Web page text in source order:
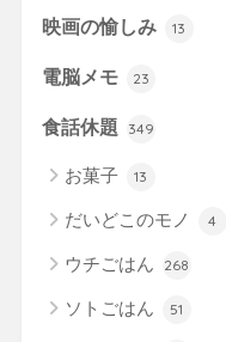
映画の愉しみ 13
電脳メモ 23
食話休題 349
お菓子 13
だいどこのモノ 4
ウチごはん 268
ソトごはん 51